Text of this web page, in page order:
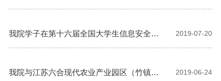
赛创新实践能力赛总决赛上获得一等奖
我院学子在第十六届全国大学生信息安全与
对抗技术竞赛总决赛上获得三等奖
2019-07-20
我院与江苏六合现代农业产业园区（竹镇
2019-06-24